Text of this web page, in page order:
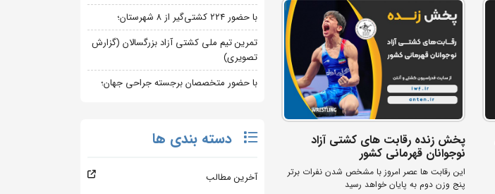
پخش زنده رقابت های کشتی آزاد
نوجوانان قهرمانی کشور
این رقابت ها عصر امروز با مشخص شدن نفرات برتر
پنج وزن دوم به پایان خواهد رسید
با حضور ۲۲۴ کشتی‌گیر از ۸ شهرستان؛
تمرین تیم ملی کشتی آزاد بزرگسالان (گزارش
تصویری)
با حضور متخصصان برجسته جراحی جهان؛
دسته بندی ها
آخرین مطالب